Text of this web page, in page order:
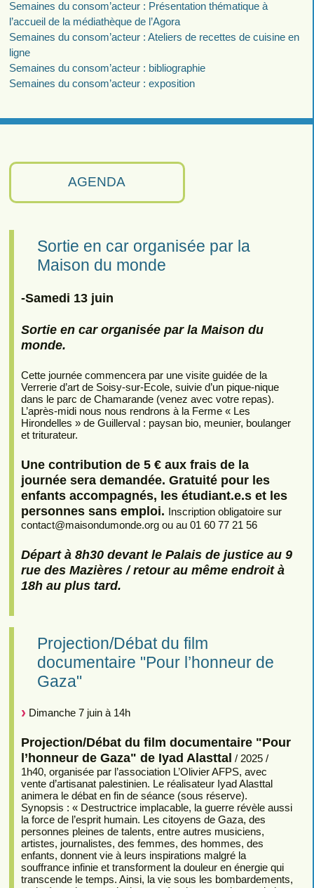
AGENDA
Sortie en car organisée par la
Maison du monde
-Samedi 13 juin
Sortie en car organisée par la Maison du
monde.
Cette journée commencera par une visite guidée de la
Verrerie d’art de Soisy-sur-Ecole, suivie d’un pique-nique
dans le parc de Chamarande (venez avec votre repas).
L’après-midi nous nous rendrons à la Ferme « Les
Hirondelles » de Guillerval : paysan bio, meunier, boulanger
et triturateur.
Une contribution de 5 € aux frais de la
journée sera demandée. Gratuité pour les
enfants accompagnés, les étudiant.e.s et les
personnes sans emploi. Inscription obligatoire sur
contact@maisondumonde.org ou au 01 60 77 21 56
Départ à 8h30 devant le Palais de justice au 9
rue des Mazières / retour au même endroit à
18h au plus tard.
Projection/Débat du film
documentaire "Pour l’honneur de
Gaza"
Dimanche 7 juin à 14h
Projection/Débat du film documentaire "Pour
l’honneur de Gaza" de Iyad Alasttal / 2025 /
1h40, organisée par l’association L’Olivier AFPS, avec
vente d’artisanat palestinien. Le réalisateur Iyad Alasttal
animera le débat en fin de séance (sous réserve).
Synopsis : « Destructrice implacable, la guerre révèle aussi
la force de l’esprit humain. Les citoyens de Gaza, des
personnes pleines de talents, entre autres musiciens,
artistes, journalistes, des femmes, des hommes, des
enfants, donnent vie à leurs inspirations malgré la
souffrance infinie et transforment la douleur en énergie qui
transcende le temps. Ainsi, la vie sous les bombardements,
Semaines du consom’acteur : Présentation thématique à
l’accueil de la médiathèque de l’Agora
Semaines du consom’acteur : Ateliers de recettes de cuisine en
ligne
Semaines du consom’acteur : bibliographie
Semaines du consom’acteur : exposition